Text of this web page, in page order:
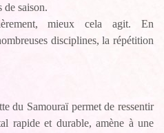
de saison.
mieux cela agit. En
disciplines, la répétition
du Samouraï permet de ressentir
rapide et durable, amène à une